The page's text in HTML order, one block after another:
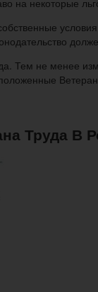
некоторые
Тем не менее
Труда В